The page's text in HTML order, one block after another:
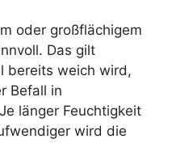
oder großflächigem
Das gilt
bereits weich wird,
Befall in
länger Feuchtigkeit
wird die